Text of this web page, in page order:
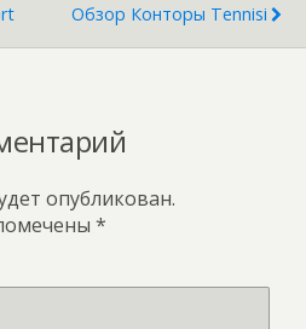
Обзор Конторы Tennisi
опубликован.
*